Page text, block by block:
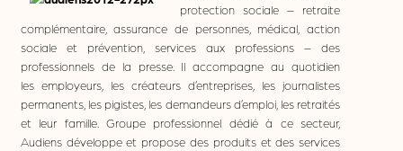
protection sociale – retraite
complémentaire, assurance de personnes, médical, action
sociale et prévention, services aux professions – des
professionnels de la presse. Il accompagne au quotidien
les employeurs, les créateurs d’entreprises, les journalistes
permanents, les pigistes, les demandeursd’emploi, les retraités
et leur famille.Groupe professionnel dédié à ce secteur,
Audiens développe et propose des produits et des services